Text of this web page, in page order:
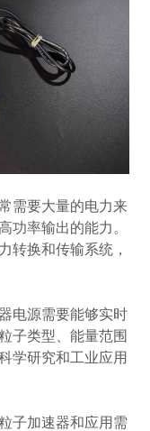
需要大量的电力来
功率输出的能力。
转换和传输系统，
电源需要能够实时
子类型、能量范围
学研究和工业应用
子加速器和应用需